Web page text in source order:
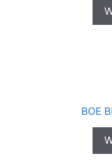
BOE